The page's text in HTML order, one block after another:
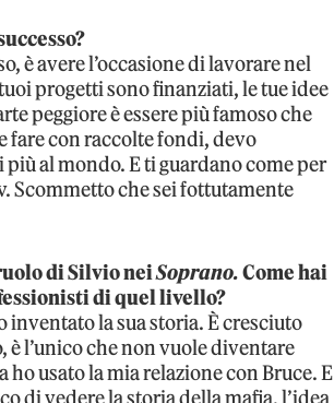
è avere l’occasione di lavorare nel
progetti sono finanziati, le tue idee
peggiore è essere più famoso che
fare con raccolte fondi, devo
più al mondo. E ti guardano come per
Scommetto che sei fottutamente
di Silvio neiSoprano.Come hai
di quel livello?
la sua storia. È cresciuto
è l’unico che non vuole diventare
ho usato la mia relazione con Bruce. E
di vedere la storia della mafia, l’idea